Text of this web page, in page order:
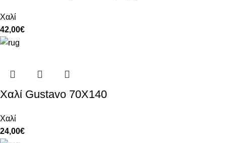
Χαλί
42,00€
Χαλί Gustavo 70Χ140
Χαλί
24,00€